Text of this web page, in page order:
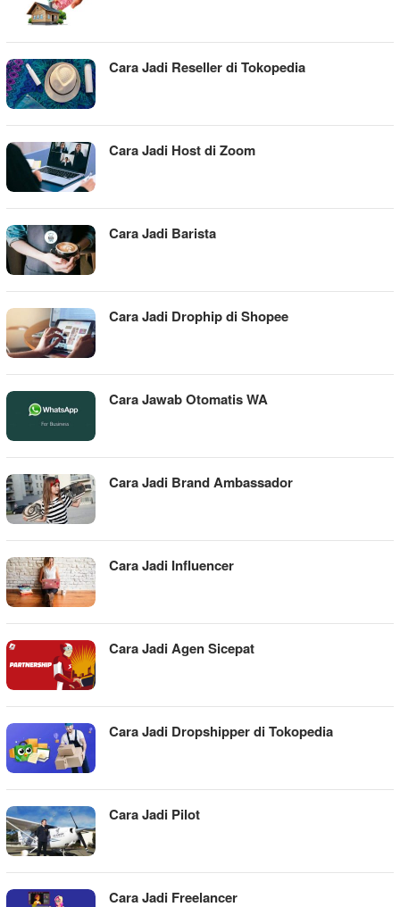
Cara Jadi Reseller di Tokopedia
Cara Jadi Host di Zoom
Cara Jadi Barista
Cara Jadi Drophip di Shopee
Cara Jawab Otomatis WA
Cara Jadi Brand Ambassador
Cara Jadi Influencer
Cara Jadi Agen Sicepat
Cara Jadi Dropshipper di Tokopedia
Cara Jadi Pilot
Cara Jadi Freelancer